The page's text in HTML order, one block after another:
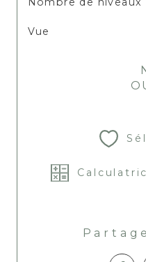
Vue